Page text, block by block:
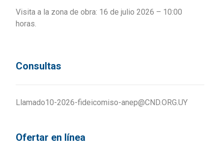
Visita a la zona de obra: 16 de julio 2026 – 10:00
horas.
Consultas
Llamado10-2026-fideicomiso-anep@CND.ORG.UY
Ofertar en línea